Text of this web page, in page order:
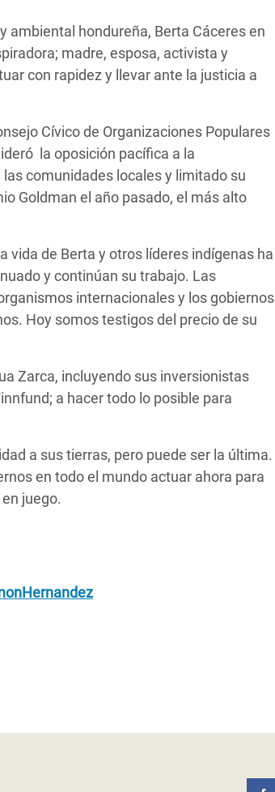
ambiental hondureña, Berta Cáceres en
madre, esposa, activista y
con rapidez y llevar ante la justicia a
Cívico de Organizaciones Populares
la oposición pacífica a la
comunidades locales y limitado su
Goldman el año pasado, el más alto
vida de Berta y otros líderes indígenas ha
y continúan su trabajo. Las
internacionales y los gobiernos
Hoy somos testigos del precio de su
Zarca, incluyendo sus inversionistas
a hacer todo lo posible para
a sus tierras, pero puede ser la última.
en todo el mundo actuar ahora para
juego.